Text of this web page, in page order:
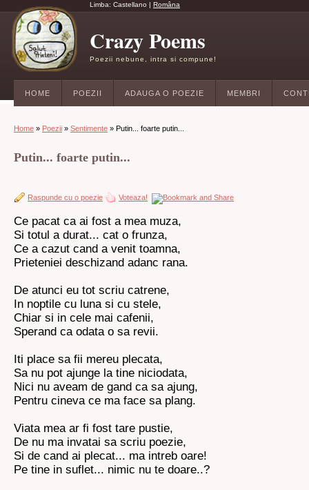
Limba: Castellano | Româna
Crazy Poems
Poezii nebune, intra si compune!
HOME POEZII ADAUGA O POEZIE MEMBRI
Home » Poezii » Sentimente » Putin... foarte putin...
Putin... foarte putin...
Raspunde cu o poezie Voteaza!
Ce pacat ca ai fost a mea muza,
Si totul a durat... cat o frunza,
Ce a cazut cand a venit toamna,
Prieteniei deschizand adanc rana.
De atunci eu tot scriu catrene,
In noptile cu luna si cu stele,
Chiar si in cele mai cafenii,
Sperand ca odata o sa revii.
Iti place sa fii mereu plecata,
Sa nu pot ajunge la tine niciodata,
Nici nu aveam de gand ca sa ajung,
Pentru cineva ce ma face sa plang.
Viata mea ar fi fost tare pustie,
De nu ma invatai sa scriu poezie,
Si de cand ai plecat... ma intreb oare!
Pe tine in suflet... nimic nu te doare..?